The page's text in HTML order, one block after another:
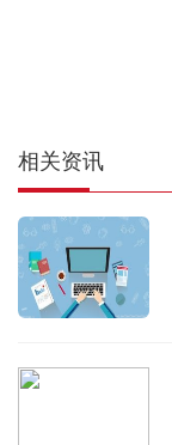
相关资讯